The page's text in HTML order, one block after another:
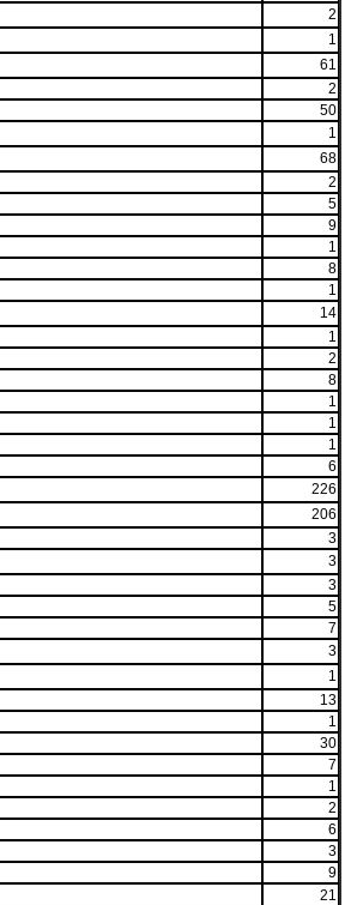
2
1
61
2
50
1
68
2
5
9
1
8
1
14
1
2
8
1
1
1
6
226
206
3
3
3
5
7
3
1
13
1
30
7
1
2
6
3
9
21